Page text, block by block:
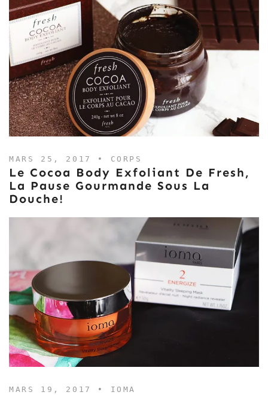
MARS 25, 2017 • CORPS
Le Cocoa Body Exfoliant De Fresh,
La Pause Gourmande Sous La
Douche!
MARS 19, 2017 • IOMA